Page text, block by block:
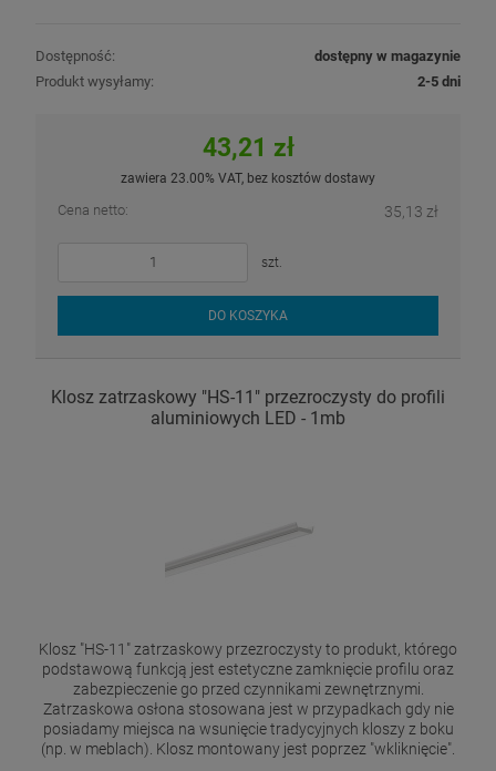
Dostępność:
dostępny w magazynie
Produkt wysyłamy:
2-5 dni
43,21 zł
zawiera 23.00% VAT, bez kosztów dostawy
Cena netto: 35,13 zł
szt.
DO KOSZYKA
Klosz zatrzaskowy "HS-11" przezroczysty do profili
aluminiowych LED - 1mb
Klosz "HS-11" zatrzaskowy przezroczysty to produkt, którego
podstawową funkcją jest estetyczne zamknięcie profilu oraz
zabezpieczenie go przed czynnikami zewnętrznymi.
Zatrzaskowa osłona stosowana jest w przypadkach gdy nie
posiadamy miejsca na wsunięcie tradycyjnych kloszy z boku
(np. w meblach). Klosz montowany jest poprzez "wkliknięcie".